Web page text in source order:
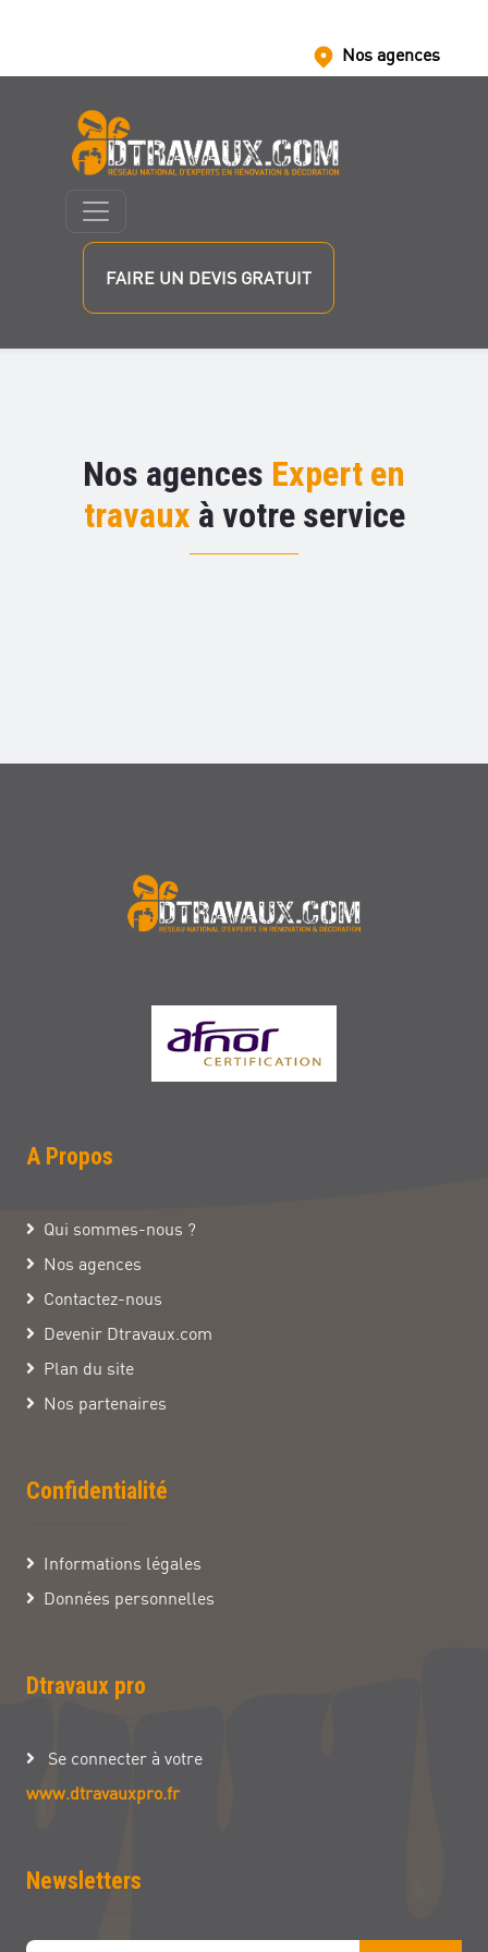
Nos agences
Nous rejoindre
Nos partenaires
FAIRE UN DEVIS GRATUIT
Nos agences Expert en
travaux à votre service
A Propos
Qui sommes-nous ?
Nos agences
Contactez-nous
Devenir Dtravaux.com
Plan du site
Nos partenaires
Confidentialité
Informations légales
Données personnelles
Dtravaux pro
Se connecter à votre
www.dtravauxpro.fr
Newsletters